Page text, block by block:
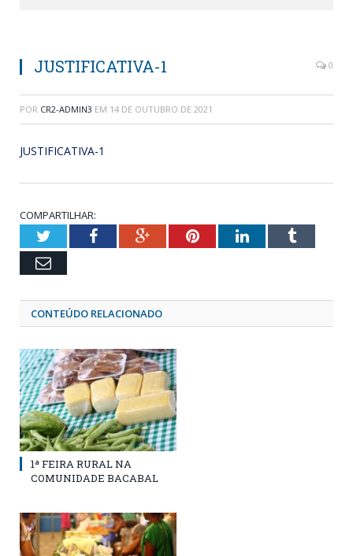
JUSTIFICATIVA-1 0
POR CR2-ADMIN3 EM 14 DE OUTUBRO DE 2021
JUSTIFICATIVA-1
COMPARTILHAR:
TwitterFacebookGoogle+PinterestLinkedInTumblr
Email
CONTEÚDO RELACIONADO
1ª FEIRA RURAL NA
COMUNIDADE BACABAL